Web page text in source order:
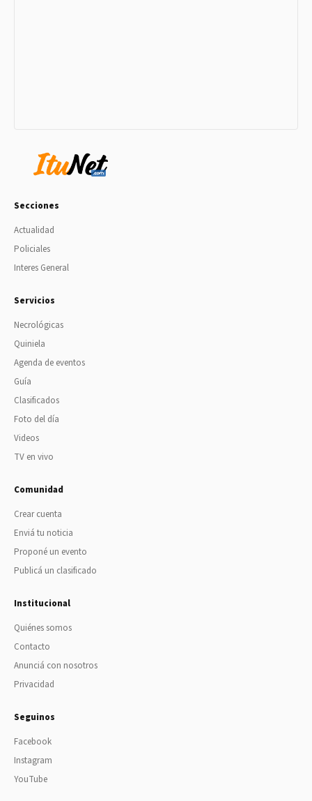
Secciones
Actualidad
Policiales
Interes General
Servicios
Necrológicas
Quiniela
Agenda de eventos
Guía
Clasificados
Foto del día
Videos
TV en vivo
Comunidad
Crear cuenta
Enviá tu noticia
Proponé un evento
Publicá un clasificado
Institucional
Quiénes somos
Contacto
Anunciá con nosotros
Privacidad
Seguinos
Facebook
Instagram
YouTube